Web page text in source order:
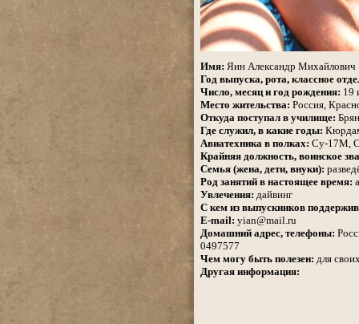
Имя: Яин Александр Михайлович
Год выпуска, рота, классное
Число, месяц и год рождения: 19
Место жительства: Россия,
Откуда поступал в училище:
Где служил, в какие годы:
Авиатехника в полках: Су-17М,
Крайняя должность, воинское
Семья (жена, дети, внуки):
Род занятий в настоящее время:
Увлечения: дайвинг
С кем из выпускников
E-mail: yian@mail.ru
Домашний адрес, телефоны:
0497577
Чем могу быть полезен: для
Другая информация: